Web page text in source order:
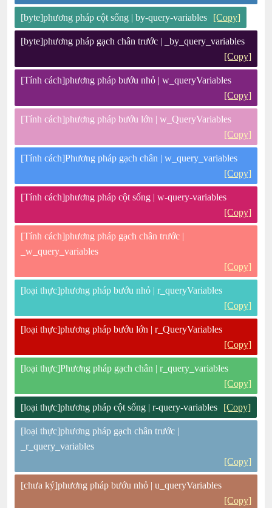
[byte]phương pháp cột sống | by-query-variables [Copy]
[byte]phương pháp gạch chân trước | _by_query_variables
[Copy]
[Tính cách]phương pháp bướu nhỏ | w_queryVariables
[Copy]
[Tính cách]phương pháp bướu lớn | w_QueryVariables
[Copy]
[Tính cách]Phương pháp gạch chân | w_query_variables
[Copy]
[Tính cách]phương pháp cột sống | w-query-variables
[Copy]
[Tính cách]phương pháp gạch chân trước |
_w_query_variables
[Copy]
[loại thực]phương pháp bướu nhỏ | r_queryVariables
[Copy]
[loại thực]phương pháp bướu lớn | r_QueryVariables
[Copy]
[loại thực]Phương pháp gạch chân | r_query_variables
[Copy]
[loại thực]phương pháp cột sống | r-query-variables [Copy]
[loại thực]phương pháp gạch chân trước |
_r_query_variables
[Copy]
[chưa ký]phương pháp bướu nhỏ | u_queryVariables
[Copy]